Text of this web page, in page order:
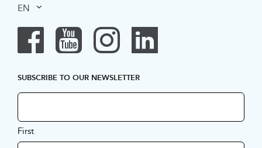
EN
SUBSCRIBE TO OUR NEWSLETTER
First